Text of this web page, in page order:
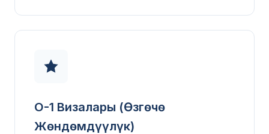
O-1 Визалары (Өзгөчө
Жөндөмдүүлүк)